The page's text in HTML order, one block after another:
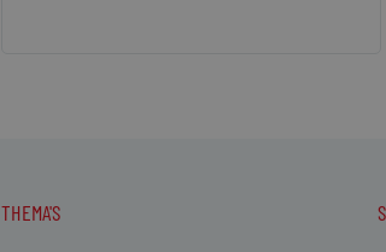
THEMA'S